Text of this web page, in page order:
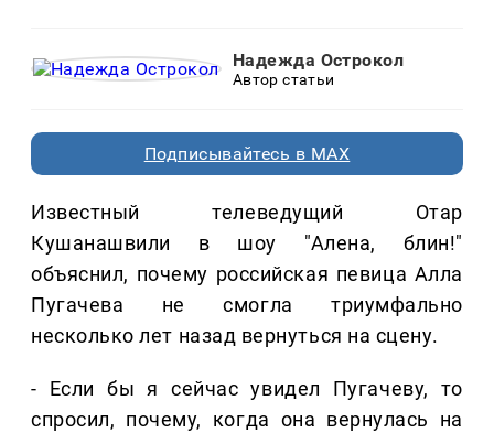
Надежда Острокол
Автор статьи
Подписывайтесь в MAX
Известный телеведущий Отар
Кушанашвили в шоу "Алена, блин!"
объяснил, почему российская певица Алла
Пугачева не смогла триумфально
несколько лет назад вернуться на сцену.
- Если бы я сейчас увидел Пугачеву, то
спросил, почему, когда она вернулась на